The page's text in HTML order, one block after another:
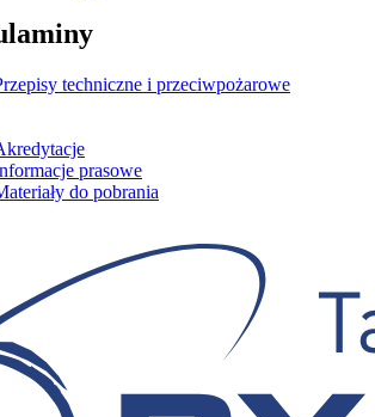
techniczne i przeciwpożarowe
prasowe
do pobrania